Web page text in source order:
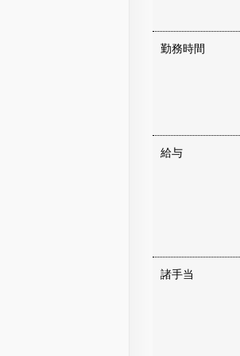
勤務時間
給与
諸手当